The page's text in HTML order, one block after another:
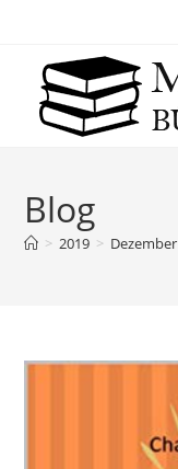
Blog
> 2019 > Dezember